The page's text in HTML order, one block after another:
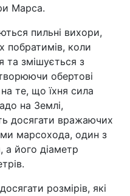
Марса.
пильні вихори,
побратимів, коли
та змішується з
обертові
те, що їхня сила
на Землі,
досягати вражаючих
марсохода, один з
а його діаметр
розмірів, які